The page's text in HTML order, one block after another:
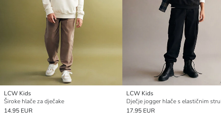
LCW Kids
Široke hlače za dječake
14.95 EUR
LCW Kids
17.95 EUR